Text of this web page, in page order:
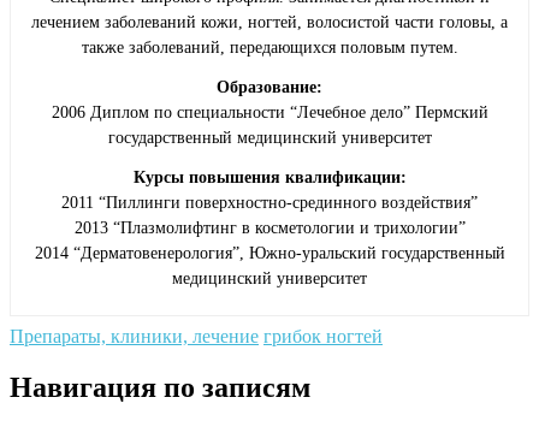
лечением заболеваний кожи, ногтей, волосистой части головы, а
также заболеваний, передающихся половым путем.
Образование:
2006 Диплом по специальности “Лечебное дело” Пермский
государственный медицинский университет
Курсы повышения квалификации:
2011 “Пиллинги поверхностно-срединного воздействия”
2013 “Плазмолифтинг в косметологии и трихологии”
2014 “Дерматовенерология”, Южно-уральский государственный
медицинский университет
Препараты, клиники, лечение грибок ногтей
Навигация по записям